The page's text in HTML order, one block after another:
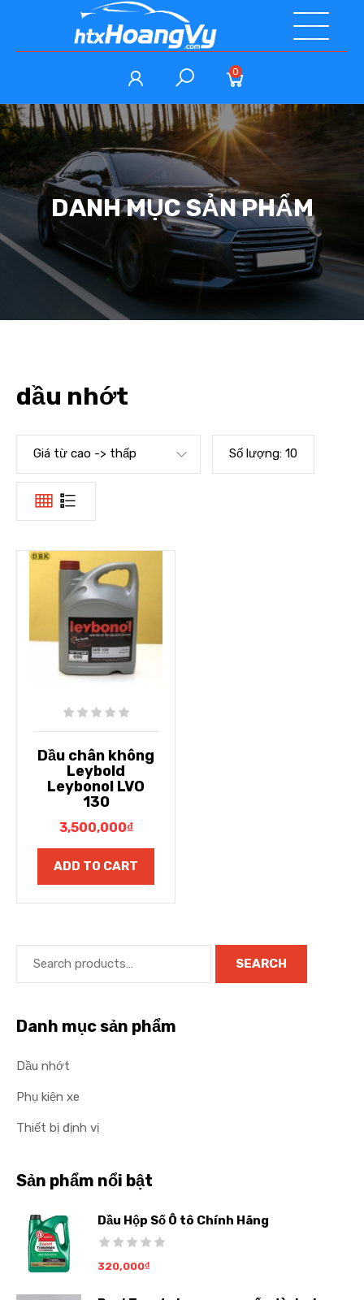
0
DANH MỤC SẢN PHẨM
dầu nhớt
Giá từ cao -> thấp Số lượng: 10
Dầu chân không
Leybold
Leybonol LVO
130
3,500,000₫
ADD TO CART
SEARCH
Danh mục sản phẩm
Dầu nhớt
Phụ kiện xe
Thiết bị định vị
Sản phẩm nổi bật
Dầu Hộp Số Ô tô Chính Hãng
320,000₫